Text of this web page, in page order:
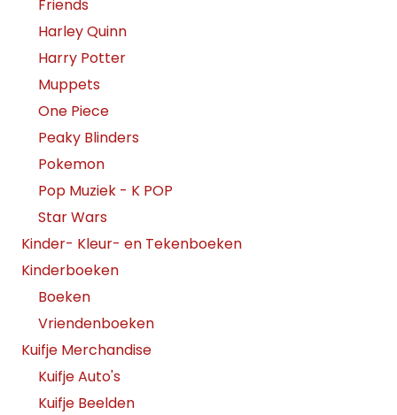
Friends
Harley Quinn
Harry Potter
Muppets
One Piece
Peaky Blinders
Pokemon
Pop Muziek - K POP
Star Wars
Kinder- Kleur- en Tekenboeken
Kinderboeken
Boeken
Vriendenboeken
Kuifje Merchandise
Kuifje Auto's
Kuifje Beelden